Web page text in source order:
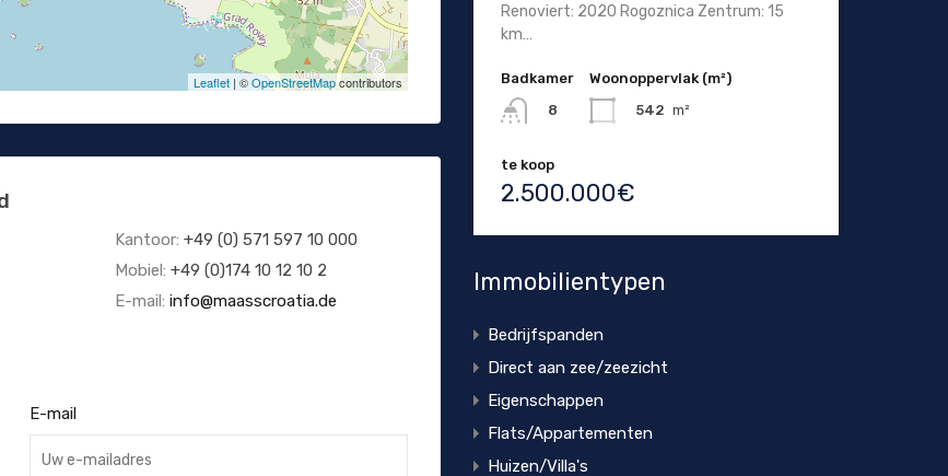
Leaflet| ©OpenStreetMapcontributors
Kantoor: +49 (0) 571 597 10 000
Mobiel: +49 (0)174 10 12 10 2
E-mail: info@maasscroatia.de
E-mail
Renoviert: 2020 Rogoznica Zentrum: 15
km…
Badkamer
8
Woonoppervlak (m²)
542 m²
te koop
2.500.000€
Immobilientypen
Bedrijfspanden
Direct aan zee/zeezicht
Eigenschappen
Flats/Appartementen
Huizen/Villa's